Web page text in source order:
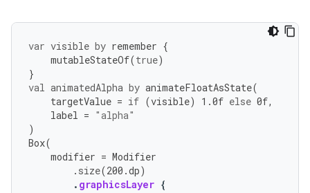
var visible by remember {
mutableStateOf(true)
}
val animatedAlpha by animateFloatAsState(
targetValue = if (visible) 1.0f else 0f,
label = "alpha"
)
Box(
modifier = Modifier
. size(200.dp)
. graphicsLayer {